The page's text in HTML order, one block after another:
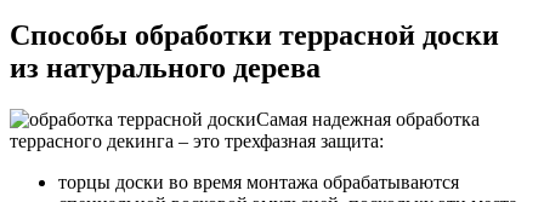
Способы обработки террасной доски
из натурального дерева
Самая надежная обработка
террасного декинга – это трехфазная защита:
торцы доски во время монтажа обрабатываются